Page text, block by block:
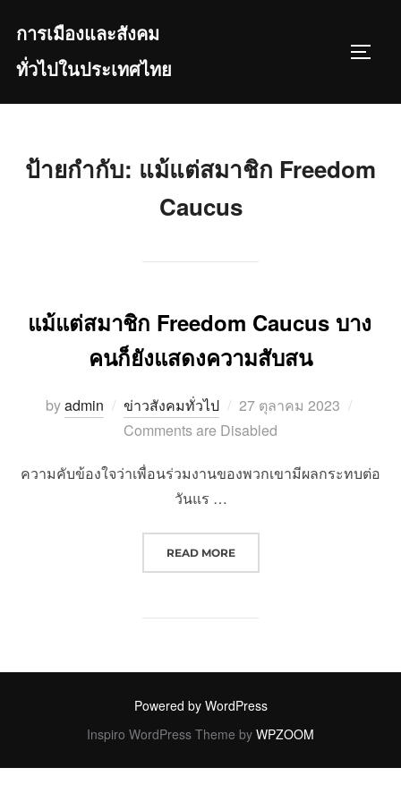
content
การเมืองและสังคม
ทั่วไปในประเทศไทย
ป้ายกำกับ: แม้แต่สมาชิก Freedom
Caucus
แม้แต่สมาชิก Freedom Caucus บาง
คนก็ยังแสดงความสับสน
byadmin ข่าวสังคมทั่วไป
Posted
on
27 ตุลาคม 2023
Comments are Disabled
ความคับข้องใจว่าเพื่อนร่วมงานของพวกเขามีผลกระทบต่อ
วันแร …
READ MORE“แม้แต่สมาชิก FREEDOM
Powered by WordPress
Inspiro WordPress Theme by WPZOOM